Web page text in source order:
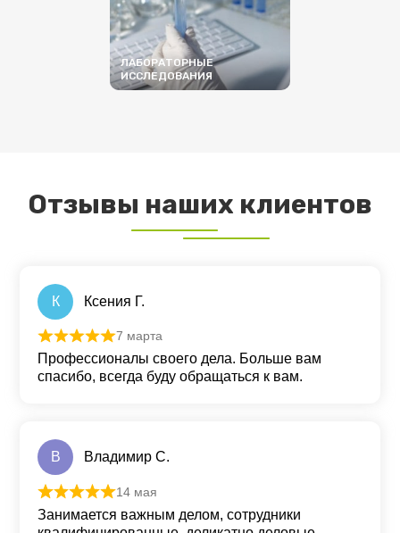
ЛАБОРАТОРНЫЕ
ИССЛЕДОВАНИЯ
Отзывы наших клиентов
К Ксения Г.
Оценка из 5
7 марта
Профессионалы своего дела. Больше вам
спасибо, всегда буду обращаться к вам.
В Владимир С.
Оценка 5 из 5
14 мая
Занимается важным делом, сотрудники